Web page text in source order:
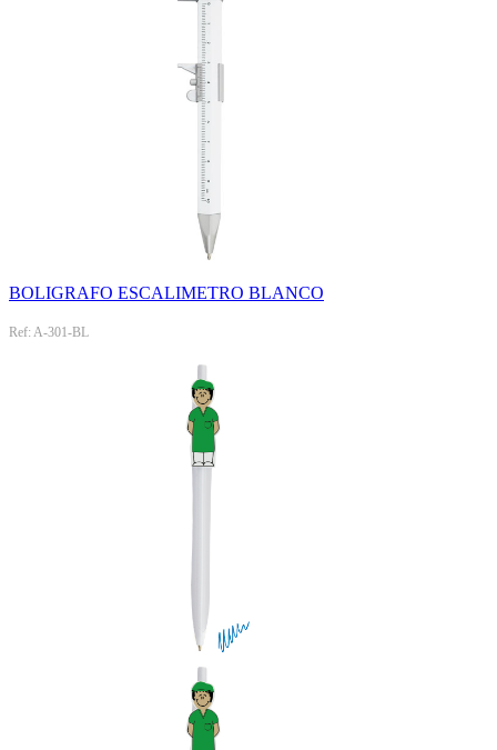
BOLIGRAFO ESCALIMETRO BLANCO
Ref: A-301-BL